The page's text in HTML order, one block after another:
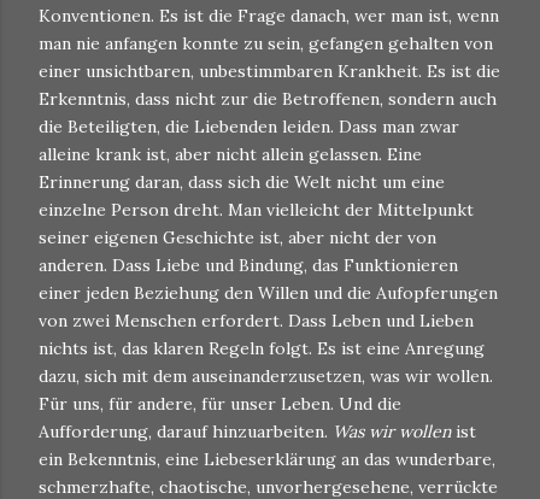
Konventionen. Es ist die Frage danach, wer man ist, wenn
man nie anfangen konnte zu sein, gefangen gehalten von
einer unsichtbaren, unbestimmbaren Krankheit. Es ist die
Erkenntnis, dass nicht zur die Betroffenen, sondern auch
die Beteiligten, die Liebenden leiden. Dass man zwar
alleine krank ist, aber nicht allein gelassen. Eine
Erinnerung daran, dass sich die Welt nicht um eine
einzelne Person dreht. Man vielleicht der Mittelpunkt
seiner eigenen Geschichte ist, aber nicht der von
anderen. Dass Liebe und Bindung, das Funktionieren
einer jeden Beziehung den Willen und die Aufopferungen
von zwei Menschen erfordert. Dass Leben und Lieben
nichts ist, das klaren Regeln folgt. Es ist eine Anregung
dazu, sich mit dem auseinanderzusetzen, was wir wollen.
Für uns, für andere, für unser Leben. Und die
Aufforderung, darauf hinzuarbeiten. Was wir wollenist
ein Bekenntnis, eine Liebeserklärung an das wunderbare,
schmerzhafte, chaotische, unvorhergesehene, verrückte